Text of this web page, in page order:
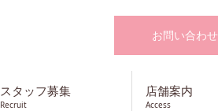
お問い合わせ
スタッフ募集
Recruit
店舗案内
Access